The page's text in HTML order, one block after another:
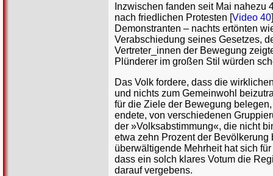
Inzwischen fanden seit Mai nahezu
nach friedlichen Protesten [Video 40
Demonstranten – nachts ertönten
Verabschiedung seines Gesetzes,
Vertreter_innen der Bewegung
Plünderer im großen Stil würden
Das Volk fordere, dass die
und nichts zum Gemeinwohl
für die Ziele der Bewegung
endete, von verschiedenen
der »Volksabstimmung«, die nicht
etwa zehn Prozent der
überwältigende Mehrheit hat sich
dass ein solch klares Votum die
darauf vergebens.